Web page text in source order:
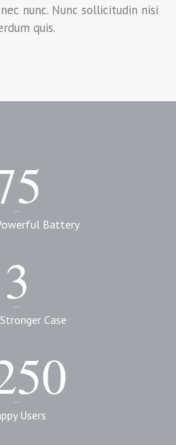
nunc. Nunc sollicitudin nisi
quis.
Battery
3
Case
Users